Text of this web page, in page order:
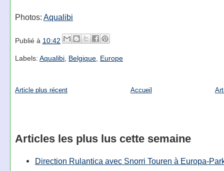
Photos: Aqualibi
Publié à 10:42
Labels: Aqualibi, Belgique, Europe
Article plus récent Accueil
Articles les plus lus cette semaine
Direction Rulantica avec Snorri Touren à Europa-